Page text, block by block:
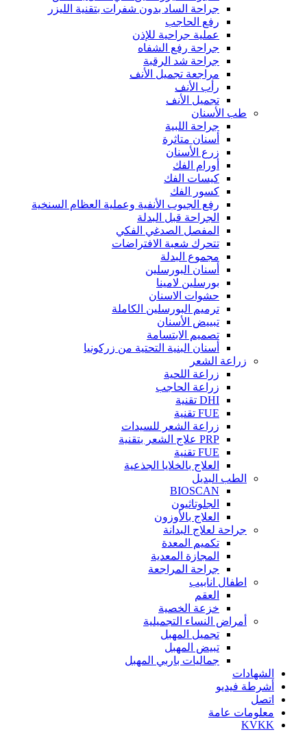
جراحة الساد بدون شفرات بتقنية الليزر
رفع الحاجب
عملية جراحية للإذن
جراحة رفع الشفاه
جراحة شد الرقبة
مراجعة تجميل الأنف
رأب الأنف
تجميل الأنف
طب الأسنان
جراحة اللبية
أسنان متاثرة
زرع الأسنان
أورام الفك
كيسات الفك
كسور الفك
رفع الجيوب الأنفية وعملية العظام السنخية
الجراحة قبل البدلة
المفصل الصدغي الفكي
تتحرك شعبة الافتراضات
مجموع البدلة
أسنان البورسلين
بورسلين لامينا
حشوات الاسنان
ترميم البورسلين الكاملة
تبييض الأسنان
تصميم الابتسامة
أسنان البنية التحتية من زركونيا
زراعة الشعر
زراعة اللحية
زراعة الحاجب
DHI تقنية
FUE تقنية
زراعة الشعر للسيدات
PRP علاج الشعر بتقنية
FUE تقنية
العلاج بالخلايا الجذعية
الطب البديل
BIOSCAN
الجلوتاثيون
العلاج بالأوزون
جراحة لعلاج البدانة
تكميم المعدة
المجازة المعدية
جراحة المراجعة
اطفال انابيب
العقم
خزعة الخصية
أمراض النساء التجميلية
تجميل المهبل
تبيض المهبل
جماليات باربي المهبل
الشهادات
أشرطة فيديو
اتصل
معلومات عامة
KVKK